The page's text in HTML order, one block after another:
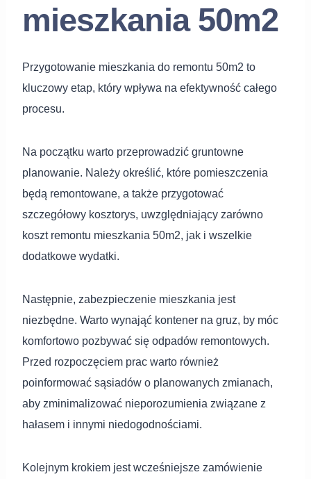
mieszkania 50m2
Przygotowanie mieszkania do remontu 50m2 to
kluczowy etap, który wpływa na efektywność całego
procesu.
Na początku warto przeprowadzić gruntowne
planowanie. Należy określić, które pomieszczenia
będą remontowane, a także przygotować
szczegółowy kosztorys, uwzględniający zarówno
koszt remontu mieszkania 50m2, jak i wszelkie
dodatkowe wydatki.
Następnie, zabezpieczenie mieszkania jest
niezbędne. Warto wynająć kontener na gruz, by móc
komfortowo pozbywać się odpadów remontowych.
Przed rozpoczęciem prac warto również
poinformować sąsiadów o planowanych zmianach,
aby zminimalizować nieporozumienia związane z
hałasem i innymi niedogodnościami.
Kolejnym krokiem jest wcześniejsze zamówienie